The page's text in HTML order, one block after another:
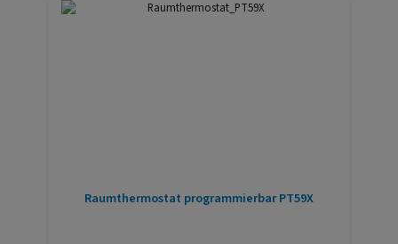
Raumthermostat programmierbar PT59X